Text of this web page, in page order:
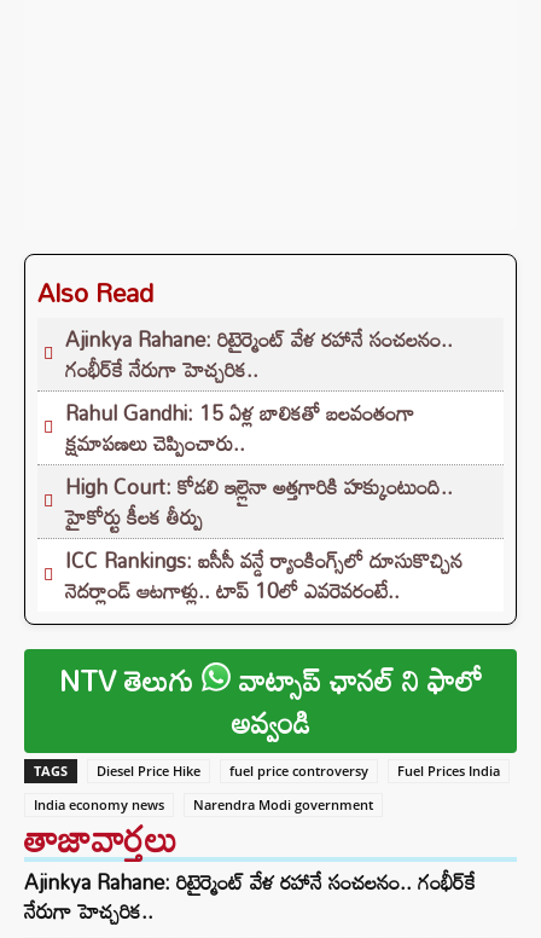
Also Read
Ajinkya Rahane: రిటైర్మెంట్ వేళ రహానే సంచలనం..
గంభీర్‌కే నేరుగా హెచ్చరిక..
Rahul Gandhi: 15 ఏళ్ల బాలికతో బలవంతంగా
క్షమాపణలు చెప్పించారు..
High Court: కోడలి ఇల్లైనా అత్తగారికి హక్కుంటుంది..
హైకోర్టు కీలక తీర్పు
ICC Rankings: ఐసీసీ వన్డే ర్యాంకింగ్స్‌లో దూసుకొచ్చిన
నెదర్లాండ్ ఆటగాళ్లు.. టాప్ 10లో ఎవరెవరంటే..
NTV తెలుగు వాట్సాప్ ఛానల్ ని ఫాలో
అవ్వండి
TAGS Diesel Price Hike fuel price controversy
Fuel Prices India
India economy news
Narendra Modi government
తాజావార్తలు
Ajinkya Rahane: రిటైర్మెంట్ వేళ రహానే సంచలనం.. గంభీర్‌కే
నేరుగా హెచ్చరిక..